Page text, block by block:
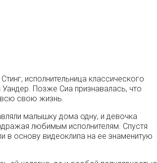
исполнительница классического
Позже Сиа признавалась, что
всю свою жизнь.
малышку дома одну, и девочка
любимым исполнителям. Спустя
в основу видеоклипа на ее знаменитую